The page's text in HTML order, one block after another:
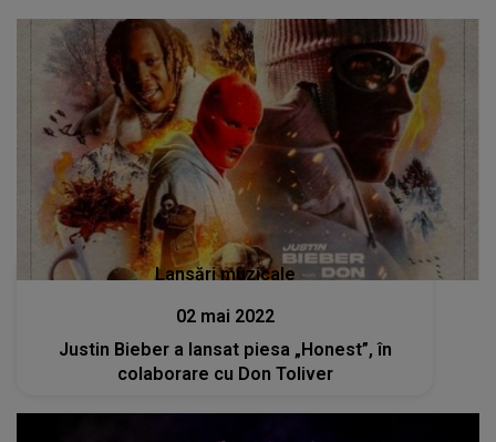
Lansări muzicale
02 mai 2022
Justin Bieber a lansat piesa „Honest”, în
colaborare cu Don Toliver